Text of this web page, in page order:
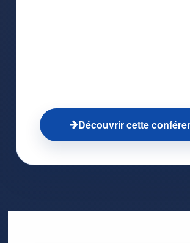
Découvrir cette